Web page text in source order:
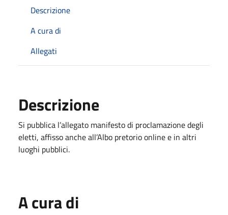
Descrizione
A cura di
Allegati
Descrizione
Si pubblica l’allegato manifesto di proclamazione degli
eletti, affisso anche all’Albo pretorio online e in altri
luoghi pubblici.
A cura di